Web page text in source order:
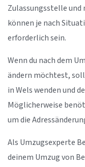
Zulassungsstelle und
können je nach
erforderlich sein.
Wenn du nach dem
ändern möchtest,
in Wels wenden und
Möglicherweise
um die
Als Umzugsexperte
deinem Umzug von